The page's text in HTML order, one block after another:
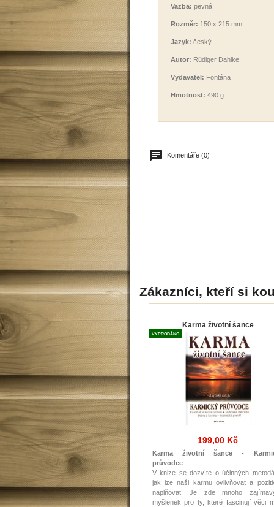
Vazba: pevná
Rozměr: 150 x 215 mm
Jazyk: český
Autor: Rüdiger Dahlke
Vydavatel: Fontána
Hmotnost: 490 g
Komentáře (0)
Zákazníci, kteří si
Karma životní šance
VYPRODÁNO
199,00 Kč
Karma životní šance -
průvodce
V knize se dozvíte o účinných
jak lze naši karmu ovlivňovat a
naplňovat. Je zde mnoho
myšlenek pro ty, které fascinují věci